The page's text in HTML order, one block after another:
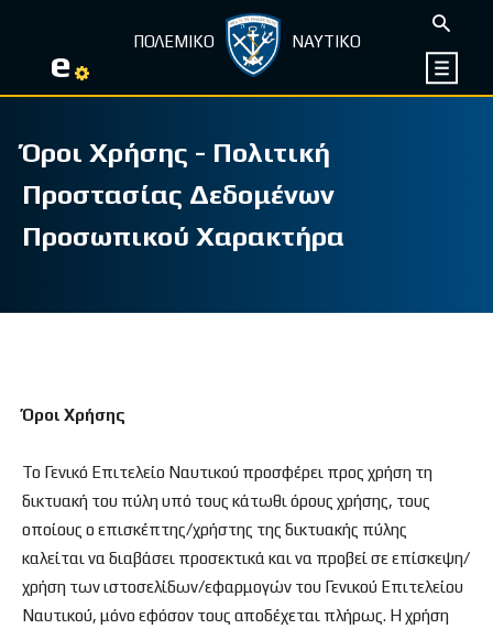
e ΠΟΛΕΜΙΚΟ ΝΑΥΤΙΚΟ
Όροι Χρήσης - Πολιτική
Προστασίας Δεδομένων
Προσωπικού Χαρακτήρα
Όροι Χρήσης
Το Γενικό Επιτελείο Ναυτικού προσφέρει προς χρήση τη
δικτυακή του πύλη υπό τους κάτωθι όρους χρήσης, τους
οποίους ο επισκέπτης/χρήστης της δικτυακής πύλης
καλείται να διαβάσει προσεκτικά και να προβεί σε επίσκεψη/
χρήση των ιστοσελίδων/εφαρμογών του Γενικού Επιτελείου
Ναυτικού, μόνο εφόσον τους αποδέχεται πλήρως. Η χρήση